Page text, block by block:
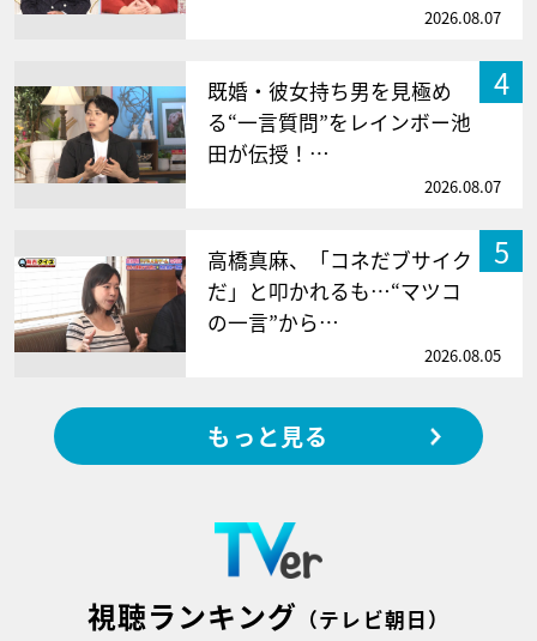
2026.08.07
4
既婚・彼女持ち男を見極め
る“一言質問”をレインボー池
田が伝授！…
2026.08.07
5
高橋真麻、「コネだブサイク
だ」と叩かれるも…“マツコ
の一言”から…
2026.08.05
もっと見る
視聴ランキング （テレビ朝日）